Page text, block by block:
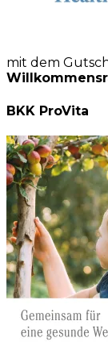
mit dem
BKK ProVita